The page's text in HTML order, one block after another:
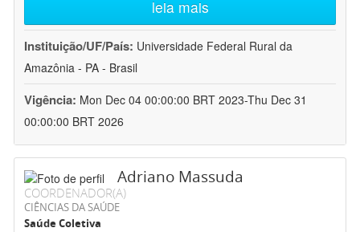
leia mais
Instituição/UF/País: Universidade Federal Rural da
Amazônia - PA - Brasil
Vigência: Mon Dec 04 00:00:00 BRT 2023-Thu Dec 31
00:00:00 BRT 2026
Adriano Massuda
COORDENADOR(A)
CIÊNCIAS DA SAÚDE
Saúde Coletiva